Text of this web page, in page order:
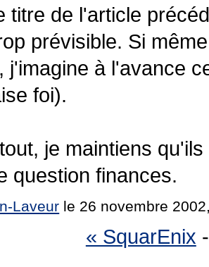
titre de l'article
prévisible. Si
j'imagine à l'avance
foi).
je maintiens
question finances.
Laveur le 26 novembre
« SquarEnix -